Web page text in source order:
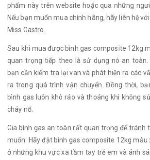
phẩm này trên website hoặc qua những
Nếu bạn muốn mua chính hãng, hãy liên hệ
Miss Gastro.
Sau khi mua được bình gas composite 12kg
quan trọng tiếp theo là sử dụng nó an toàn.
bạn cần kiểm tra lại van và phát hiện ra các
ra trong quá trình vận chuyển. Đồng thời,
bình gas luôn khô ráo và thoáng khi không
cháy nổ.
Gia bình gas an toàn rất quan trọng để tránh
muốn. Hãy đặt bình gas composite 12kg màu
ở những khu vực xa tầm tay trẻ em và ánh